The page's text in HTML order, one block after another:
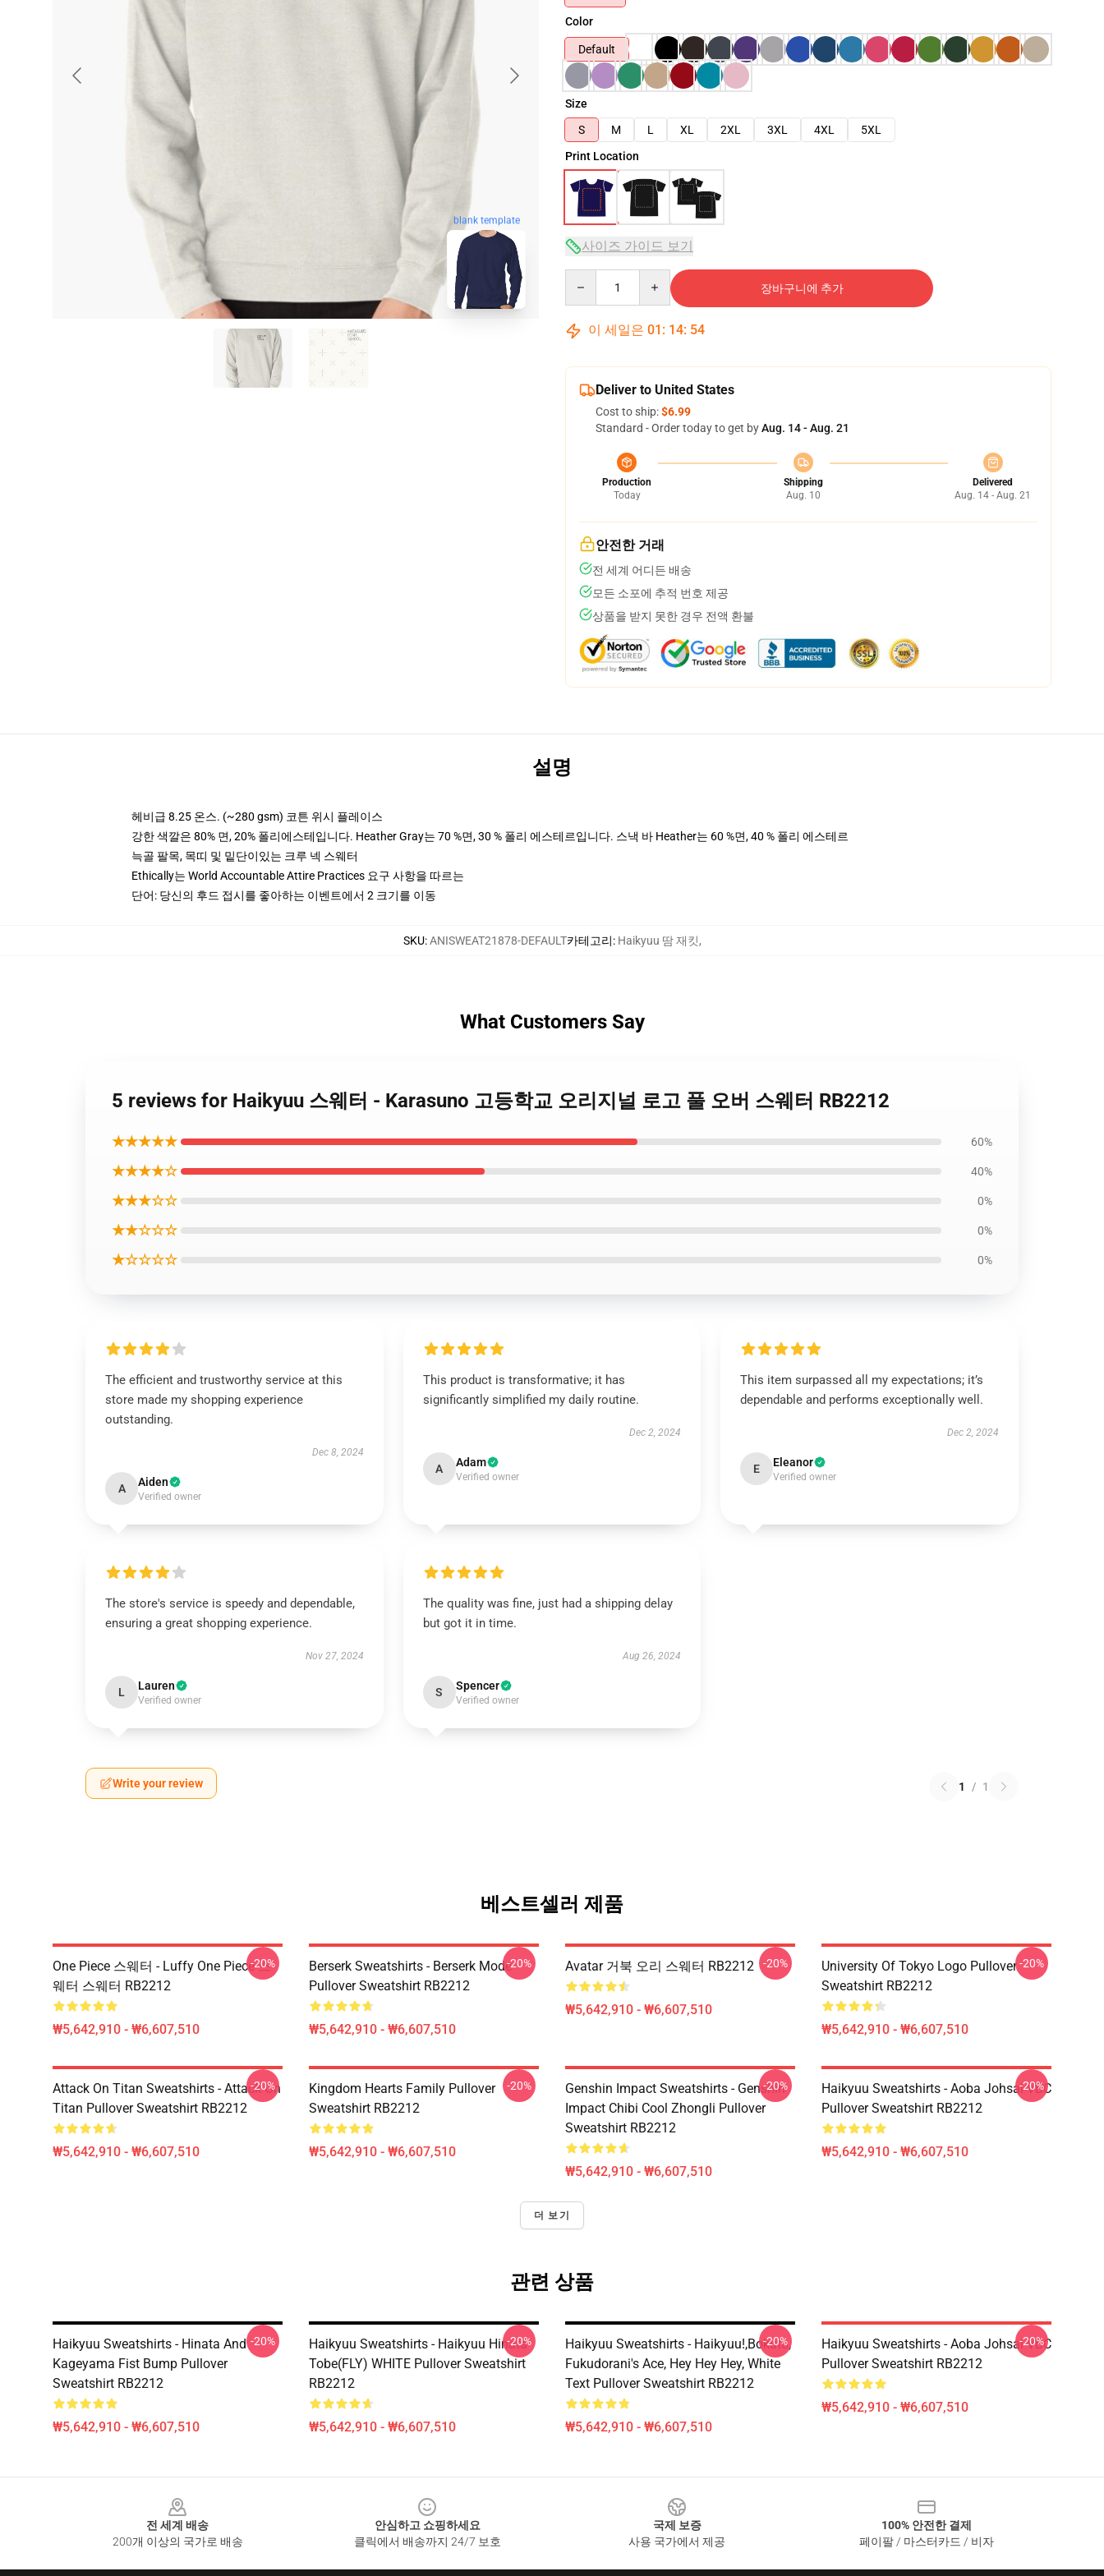
blank template
Color
Default
Size
S
M L XL 2XL 3XL 4XL
5XL
Print Location
사이즈 가이드 보기
장바구니에 추가
이 세일은 01 : 14: 53
Deliver to United States
Cost to ship:$6.99
Standard - Order today to get byAug. 14 - Aug. 21
Production
Today
Shipping
Aug. 10
Delivered
Aug. 14 - Aug. 21
안전한 거래
전 세계 어디든 배송
모든 소포에 추적 번호 제공
상품을 받지 못한 경우 전액 환불
설명
헤비급 8.25 온스. (~280 gsm) 코튼 위시 플레이스
강한 색깔은 80% 면, 20% 폴리에스테입니다. Heather Gray는 70 %면, 30 % 폴리 에스테르입니다. 스낵 바 Heather는 60 %면, 40 % 폴리 에스테르
늑골 팔목, 목띠 및 밑단이있는 크루 넥 스웨터
Ethically는 World Accountable Attire Practices 요구 사항을 따르는
단어: 당신의 후드 접시를 좋아하는 이벤트에서 2 크기를 이동
SKU:ANISWEAT21878-DEFAULT카테고리: Haikyuu 땀 재킷,
What Customers Say
5 reviews for Haikyuu 스웨터 - Karasuno 고등학교 오리지널 로고 풀 오버 스웨터 RB2212
★★★★★ 60%
★★★★☆ 40%
★★★☆☆ 0%
★★☆☆☆ 0%
★☆☆☆☆ 0%
The efficient and trustworthy service at this
store made my shopping experience
outstanding.
Dec 8, 2024
A Aiden
Verified owner
This product is transformative; it has
significantly simplified my daily routine.
Dec 2, 2024
A Adam
Verified owner
This item surpassed all my expectations; it’s
dependable and performs exceptionally well.
Dec 2, 2024
E Eleanor
Verified owner
The store's service is speedy and dependable,
ensuring a great shopping experience.
Nov 27, 2024
L Lauren
Verified owner
The quality was fine, just had a shipping delay
but got it in time.
Aug 26, 2024
S Spencer
Verified owner
Write your review 1 / 1
베스트셀러 제품
One Piece 스웨터 - Luffy One Piece 스
웨터 스웨터 RB2212
₩5,642,910 - ₩6,607,510
-20%
Berserk Sweatshirts - Berserk Mode
Pullover Sweatshirt RB2212
₩5,642,910 - ₩6,607,510
-20% Avatar 거북 오리 스웨터 RB2212
₩5,642,910 - ₩6,607,510
-20%
University Of Tokyo Logo Pullover
Sweatshirt RB2212
₩5,642,910 - ₩6,607,510
-20%
Attack On Titan Sweatshirts - Attack On
Titan Pullover Sweatshirt RB2212
₩5,642,910 - ₩6,607,510
-20%
Kingdom Hearts Family Pullover
Sweatshirt RB2212
₩5,642,910 - ₩6,607,510
-20%
Genshin Impact Sweatshirts - Genshin
Impact Chibi Cool Zhongli Pullover
Sweatshirt RB2212
₩5,642,910 - ₩6,607,510
-20%
Haikyuu Sweatshirts - Aoba Johsai VBC
Pullover Sweatshirt RB2212
₩5,642,910 - ₩6,607,510
-20%
더 보기
관련 상품
Haikyuu Sweatshirts - Hinata And
Kageyama Fist Bump Pullover
Sweatshirt RB2212
₩5,642,910 - ₩6,607,510
-20%
Haikyuu Sweatshirts - Haikyuu Hinata
Tobe(FLY) WHITE Pullover Sweatshirt
RB2212
₩5,642,910 - ₩6,607,510
-20%
Haikyuu Sweatshirts - Haikyuu!,Bokuto,
Fukudorani's Ace, Hey Hey Hey, White
Text Pullover Sweatshirt RB2212
₩5,642,910 - ₩6,607,510
-20%
Haikyuu Sweatshirts - Aoba Johsai VBC
Pullover Sweatshirt RB2212
₩5,642,910 - ₩6,607,510
-20%
전 세계 배송
200개 이상의 국가로 배송
안심하고 쇼핑하세요
클릭에서 배송까지 24/7 보호
국제 보증
사용 국가에서 제공
100% 안전한 결제
페이팔 / 마스터카드 / 비자